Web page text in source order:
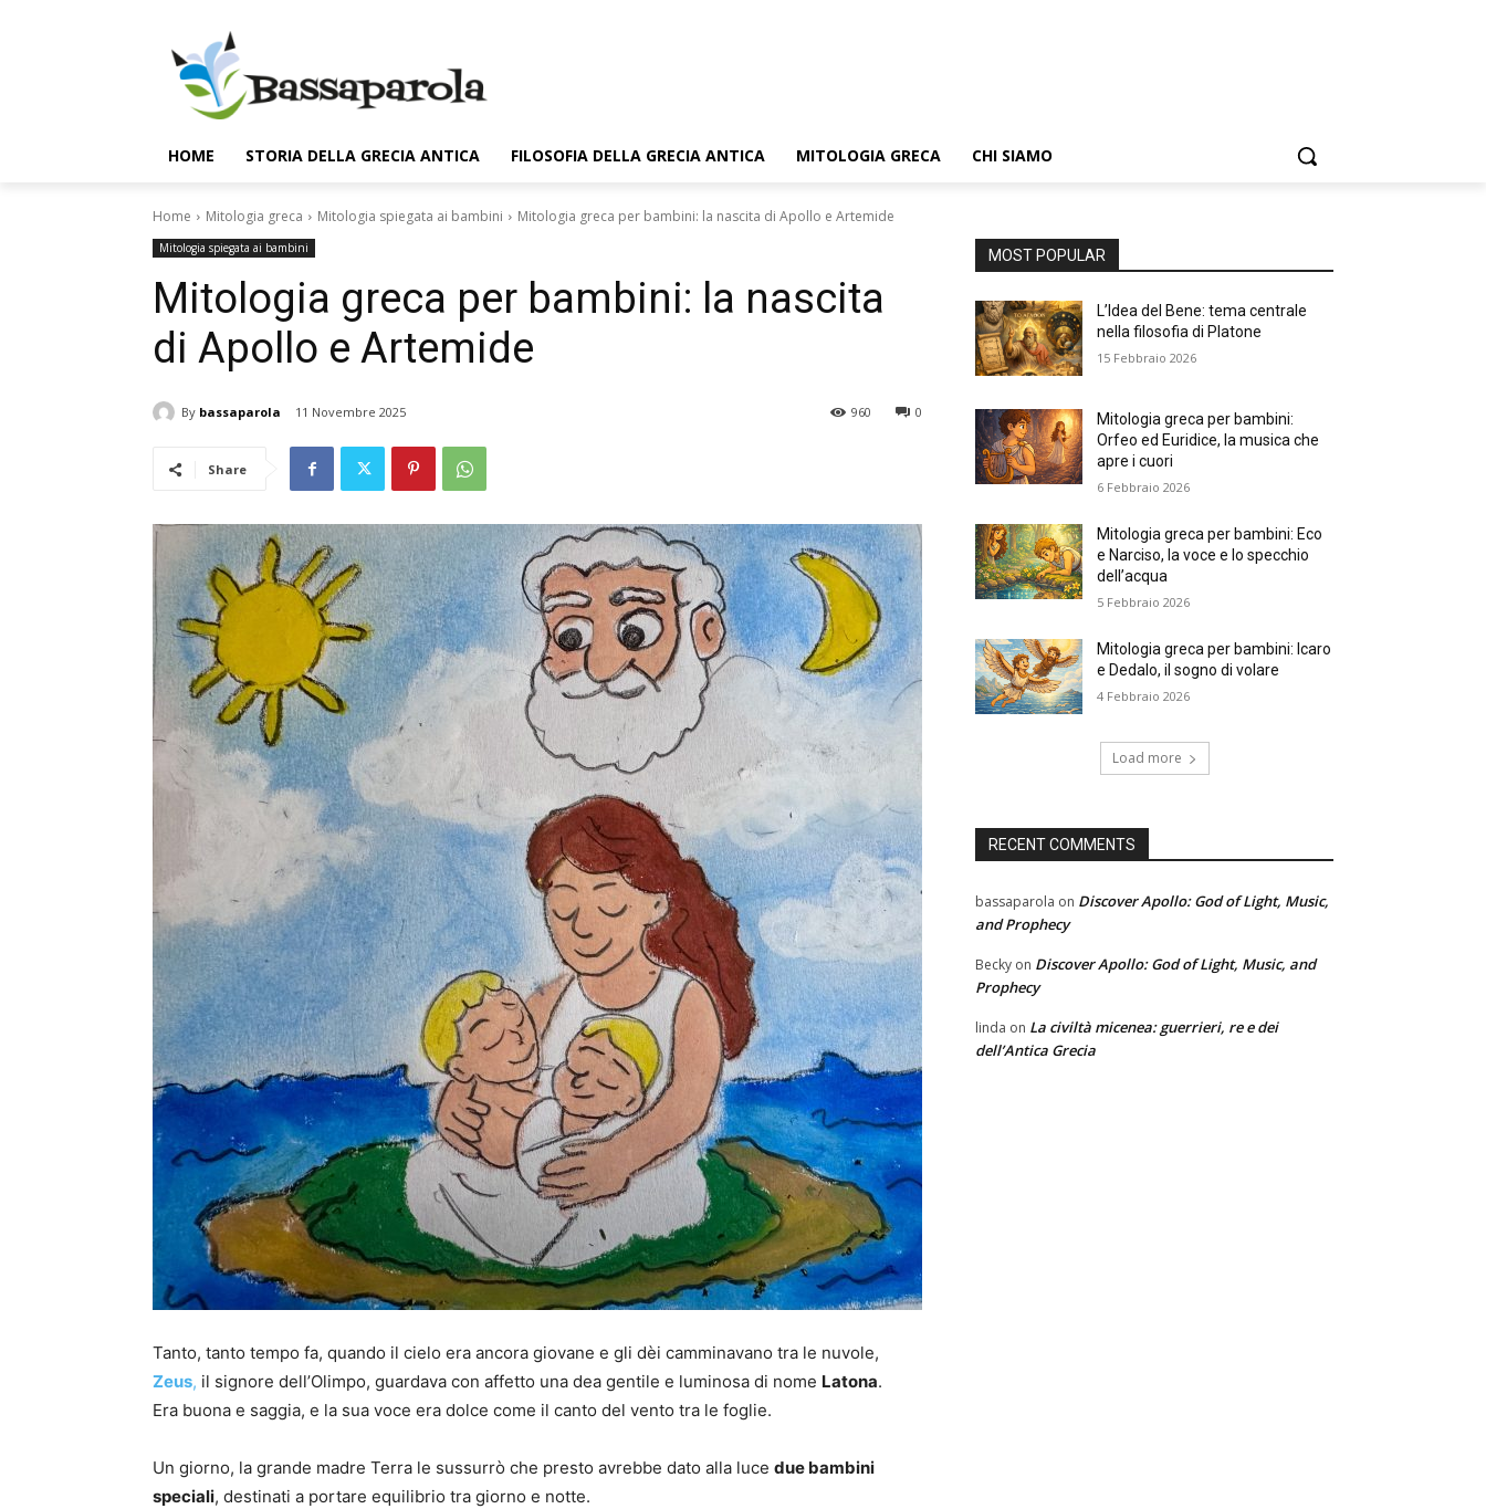
HOME STORIA DELLA GRECIA ANTICA FILOSOFIA DELLA GRECIA ANTICA MITOLOGIA GRECA CHI SIAMO
Home Mitologia greca Mitologia spiegata ai bambini Mitologia greca per bambini: la nascita di Apollo e Artemide
Mitologia spiegata ai bambini
Mitologia greca per bambini: la nascita
di Apollo e Artemide
By bassaparola 11 Novembre 2025 0
960
Share
Tanto, tanto tempo fa, quando il cielo era ancora giovane e gli dèi camminavano tra le nuvole,
Zeus, il signore dell’Olimpo, guardava con affetto una dea gentile e luminosa di nome Latona.
Era buona e saggia, e la sua voce era dolce come il canto del vento tra le foglie.
Un giorno, la grande madre Terra le sussurrò che presto avrebbe dato alla luce due bambini
speciali, destinati a portare equilibrio tra giorno e notte.
MOST POPULAR
L’Idea del Bene: tema centrale
nella filosofia di Platone
15 Febbraio 2026
Mitologia greca per bambini:
Orfeo ed Euridice, la musica che
apre i cuori
6 Febbraio 2026
Mitologia greca per bambini: Eco
e Narciso, la voce e lo specchio
dell’acqua
5 Febbraio 2026
Mitologia greca per bambini: Icaro
e Dedalo, il sogno di volare
4 Febbraio 2026
Load more
RECENT COMMENTS
bassaparola on Discover Apollo: God of Light, Music,
and Prophecy
Becky on Discover Apollo: God of Light, Music, and
Prophecy
linda on La civiltà micenea: guerrieri, re e dei
dell’Antica Grecia